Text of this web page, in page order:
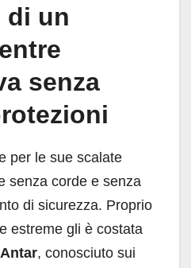
di un
senza
per le sue scalate
senza corde e senza
di sicurezza. Proprio
estreme gli è costata
, conosciuto sui